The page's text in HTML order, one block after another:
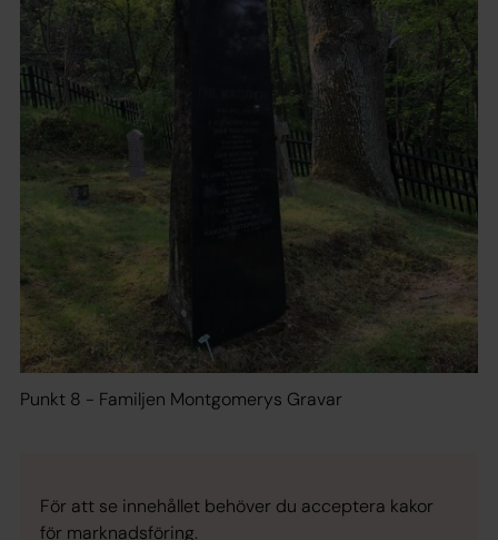
Punkt 8 - Familjen Montgomerys Gravar
För att se innehållet behöver du acceptera kakor
för marknadsföring.